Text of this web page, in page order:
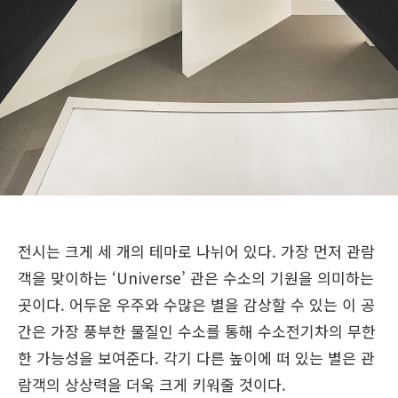
전시는 크게 세 개의 테마로 나뉘어 있다. 가장 먼저 관람
객을 맞이하는 ‘Universe’ 관은 수소의 기원을 의미하는
곳이다. 어두운 우주와 수많은 별을 감상할 수 있는 이 공
간은 가장 풍부한 물질인 수소를 통해 수소전기차의 무한
한 가능성을 보여준다. 각기 다른 높이에 떠 있는 별은 관
람객의 상상력을 더욱 크게 키워줄 것이다.